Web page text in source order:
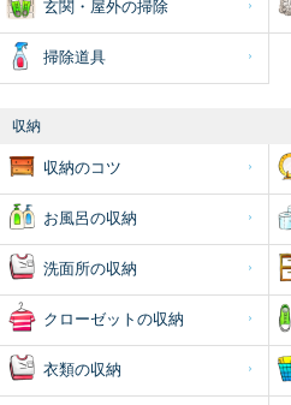
玄関・屋外の掃除
掃除道具
収納
収納のコツ
お風呂の収納
洗面所の収納
クローゼットの収納
衣類の収納